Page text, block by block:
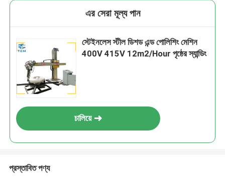
এর সেরা মূল্য পান
স্টেইনলেস স্টীল ডিশড এন্ড পোলিশিং মেশিন
400V 415V 12m2/Hour পৃষ্ঠের স্যান্ডিং
চালিয়ে
প্রস্তাবিত পণ্য